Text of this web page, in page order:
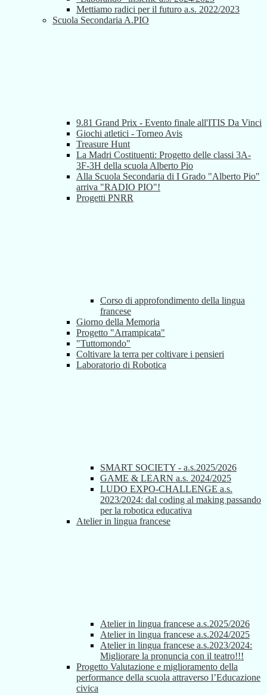
Mettiamo radici per il futuro a.s. 2022/2023
Scuola Secondaria A.PIO
9.81 Grand Prix - Evento finale all'ITIS Da Vinci
Giochi atletici - Torneo Avis
Treasure Hunt
La Madri Costituenti: Progetto delle classi 3A-
3F-3H della scuola Alberto Pio
Alla Scuola Secondaria di I Grado "Alberto Pio"
arriva "RADIO PIO"!
Progetti PNRR
Corso di approfondimento della lingua
francese
Giorno della Memoria
Progetto "Arrampicata"
"Tuttomondo"
Coltivare la terra per coltivare i pensieri
Laboratorio di Robotica
SMART SOCIETY - a.s.2025/2026
GAME & LEARN a.s. 2024/2025
LUDO EXPO-CHALLENGE a.s.
2023/2024: dal coding al making passando
per la robotica educativa
Atelier in lingua francese
Atelier in lingua francese a.s.2025/2026
Atelier in lingua francese a.s.2024/2025
Atelier in lingua francese a.s.2023/2024:
Migliorare la pronuncia con il teatro!!!
Progetto Valutazione e miglioramento della
performance della scuola attraverso l’Educazione
civica